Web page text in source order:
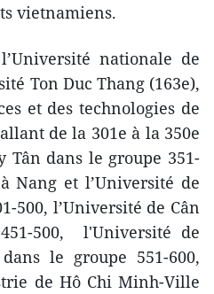
vietnamiens.
nationale de
Ton Duc Thang (163e),
et des technologies de
de la 301e à la 350e
Tân dans le groupe 351-
Nang et l’Université de
500, l’Université de Cân
500, l'Université de
le groupe 551-600,
de Hô Chi Minh-Ville